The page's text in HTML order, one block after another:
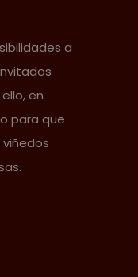
a
en
para que